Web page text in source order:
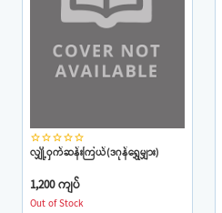
star_borderstar_borderstar_borderstar_borderstar_border
လျှို့ဝှက်ဆန်းကြယ်(ဒဂုန်ရွှေမျှား)
1,200 ကျပ်
Out of Stock